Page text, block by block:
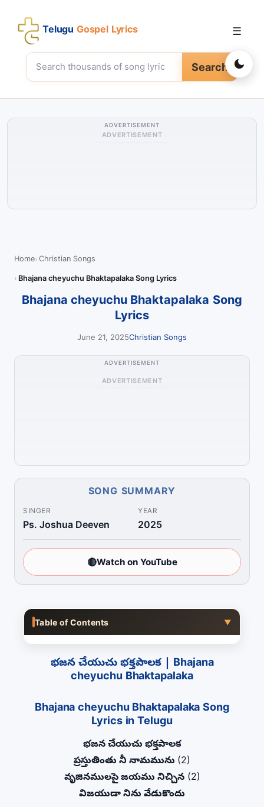
Telugu Gospel Lyrics
Search
☰
ADVERTISEMENT
ADVERTISEMENT
Home Christian Songs
Bhajana cheyuchu Bhaktapalaka Song Lyrics
Bhajana cheyuchu Bhaktapalaka Song
Lyrics
June 21, 2025Christian Songs
ADVERTISEMENT
ADVERTISEMENT
SONG SUMMARY
SINGER
Ps. Joshua Deeven
YEAR
2025
🔴Watch on YouTube
Table of Contents ▼
భజన చేయుచు భక్తపాలక | Bhajana
cheyuchu Bhaktapalaka
Bhajana cheyuchu Bhaktapalaka Song
Lyrics in Telugu
భజన చేయుచు భక్తపాలక
ప్రస్తుతింతు నీ నామమును (2)
వృజినములపై జయము నిచ్చిన(2)
విజయుడా నిను వేడుకొందు